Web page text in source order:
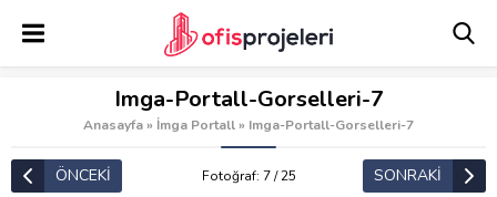
Imga-Portall-Gorselleri-7
Anasayfa» İmga Portall» Imga-Portall-Gorselleri-7
ÖNCEKİ Fotoğraf: 7 / 25 SONRAKİ